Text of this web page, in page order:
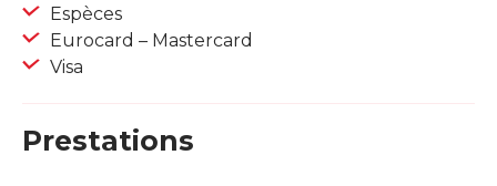
Espèces
Eurocard – Mastercard
Visa
Prestations